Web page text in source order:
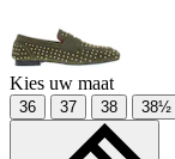
Kies uw maat
36 37 38 38½